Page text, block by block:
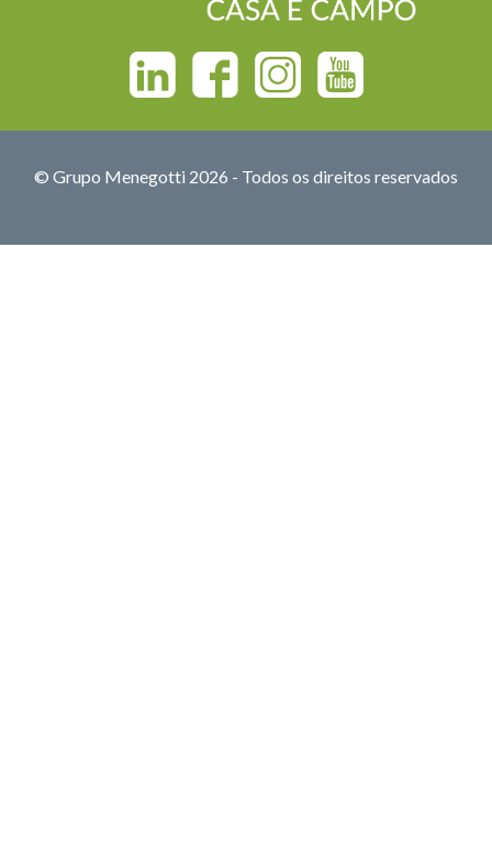
Linkedin FacebookInstagramYoutube
© Grupo Menegotti 2026 - Todos os direitos reservados